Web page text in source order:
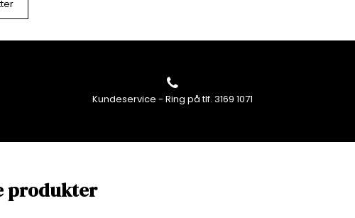
Kundeservice - Ring på tlf. 3169 1071
produkter